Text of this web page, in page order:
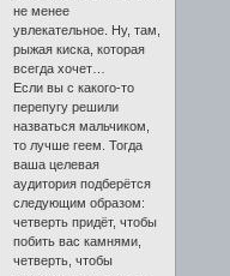
не менее
увлекательное. Ну, там,
рыжая киска, которая
всегда хочет…
Если вы с какого-то
перепугу решили
назваться мальчиком,
то лучше геем. Тогда
ваша целевая
аудитория подберётся
следующим образом:
четверть придёт, чтобы
побить вас камнями,
четверть, чтобы